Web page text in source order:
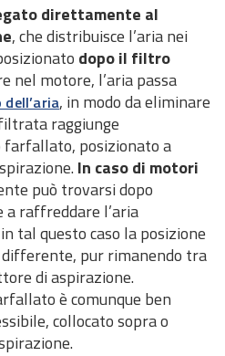
direttamente al
, che distribuisce l’aria nei
dopo il filtro
nel motore, l’aria passa
, in modo da eliminare
raggiunge
farfallato, posizionato a
In caso di motori
può trovarsi dopo
a raffreddare l’aria
tal questo caso la posizione
pur rimanendo tra
di aspirazione.
è comunque ben
collocato sopra o